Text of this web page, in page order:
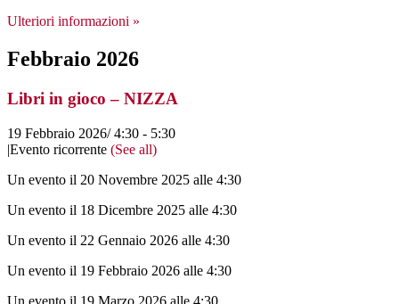
Ulteriori informazioni »
Febbraio 2026
Libri in gioco – NIZZA
19 Febbraio 2026/ 4:30 - 5:30
|Evento ricorrente (See all)
Un evento il 20 Novembre 2025 alle 4:30
Un evento il 18 Dicembre 2025 alle 4:30
Un evento il 22 Gennaio 2026 alle 4:30
Un evento il 19 Febbraio 2026 alle 4:30
Un evento il 19 Marzo 2026 alle 4:30